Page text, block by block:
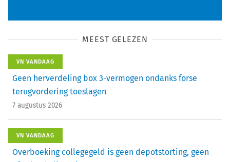
MEEST GELEZEN
VN VANDAAG
Geen herverdeling box 3-vermogen ondanks forse
terugvordering toeslagen
7 augustus 2026
VN VANDAAG
Overboeking collegegeld is geen depotstorting, geen